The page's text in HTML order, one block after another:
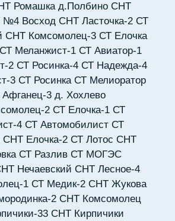
Ромашка д.Полбино СНТ
№4 Восход СНТ Ласточка-2 СТ
СНТ Комсомолец-3 СТ Елочка
СТ Меланжист-1 СТ Авиатор-1
2 СТ Росинка-4 СТ Надежда-4
3 СТ Росинка СТ Мелиоратор
3 д. Хохлево
2 СТ Елочка-1 СТ
4 СТ Автомобилист СТ
СНТ Елочка-2 СТ Лотос СНТ
СТ Разлив СТ МОГЭС
Нечаевский СНТ Лесное-4
1 СТ Медик-2 СНТ Жукова
2 СНТ Комсомолец
33 СНТ Кирпичики